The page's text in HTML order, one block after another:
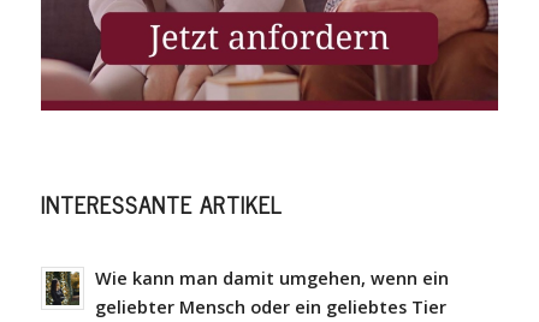
INTERESSANTE ARTIKEL
Wie kann man damit umgehen, wenn ein
geliebter Mensch oder ein geliebtes Tier